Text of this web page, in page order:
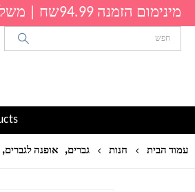
מינימום הזמנה 94.99שח | משלוח חינם מעל 199.99שח
עמוד הבית חנות גברים, אופנה לגברים,